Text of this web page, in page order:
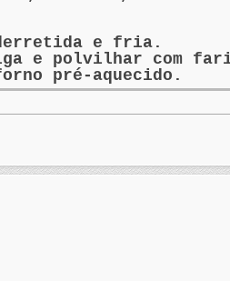
e fria.
e polvilhar com
pré-aquecido.